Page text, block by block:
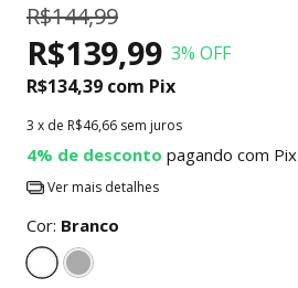
R$144,99
R$139,99 3% OFF
R$134,39 com Pix
3 x de R$46,66 sem juros
4% de desconto pagando com Pix
Ver mais detalhes
Cor: Branco